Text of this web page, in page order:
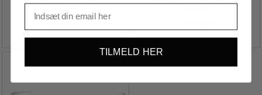
HESTE
339,00
HESTE
TILMELD HER